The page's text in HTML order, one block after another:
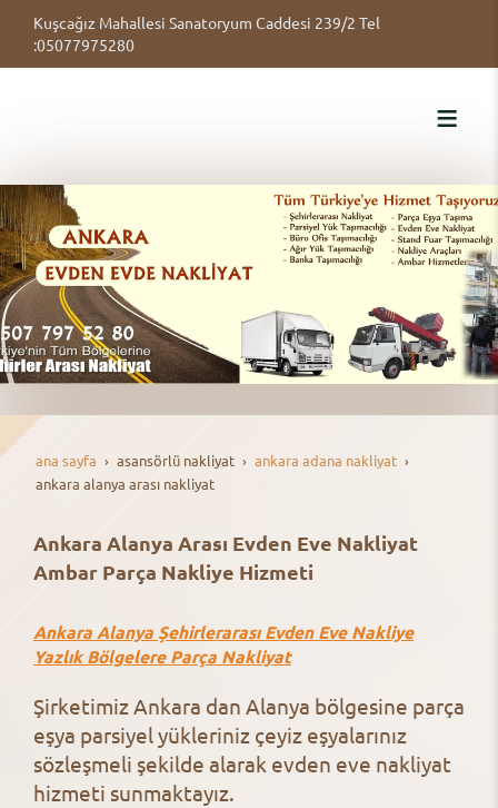
Kuşcağız Mahallesi Sanatoryum Caddesi 239/2 Tel
:05077975280
ana sayfa asansörlü nakli̇yat
ankara adana nakliyat
ankara alanya arası nakliyat
Ankara Alanya Arası Evden Eve Nakliyat
Ambar Parça Nakliye Hizmeti
Ankara Alanya Şehirlerarası Evden Eve Nakliye
Yazlık Bölgelere Parça Nakliyat
Şirketimiz Ankara dan Alanya bölgesine parça
eşya parsiyel yükleriniz çeyiz eşyalarınız
sözleşmeli şekilde alarak evden eve nakliyat
hizmeti sunmaktayız.